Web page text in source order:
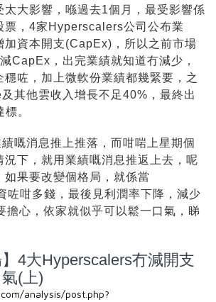
太大影響，喺過去1個月，最受影響係
票，4家Hyperscalers公司公布業
加資本開支(CapEx)，所以之前市場
CapEx，出完業績就知道冇減少，
穩咗，加上微軟份業績都幾緊要，之
其他雲收入增長不足40%，最終出
。
嘅消息推上推落，而咁啱上星期個
況下，就用業績嘅消息推返上去，呢
如果要改變個格局，就係當
咗咁多錢，最後見利潤率下降，減少
擔心，依家就似乎可以鬆一口氣，睇
】4大Hyperscalers冇減開支
(上)
analysis/post.php?